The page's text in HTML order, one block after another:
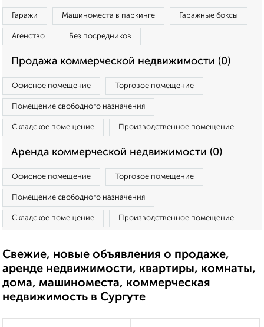
Гаражи Машиноместа в паркинге Гаражные боксы
Агенство Без посредников
Продажа коммерческой недвижимости (0)
Офисное помещение Торговое помещение
Помещение свободного назначения
Складское помещение Производственное помещение
Аренда коммерческой недвижимости (0)
Офисное помещение Торговое помещение
Помещение свободного назначения
Складское помещение Производственное помещение
Свежие, новые объявления о продаже,
аренде недвижимости, квартиры, комнаты,
дома, машиноместа, коммерческая
недвижимость в Сургуте